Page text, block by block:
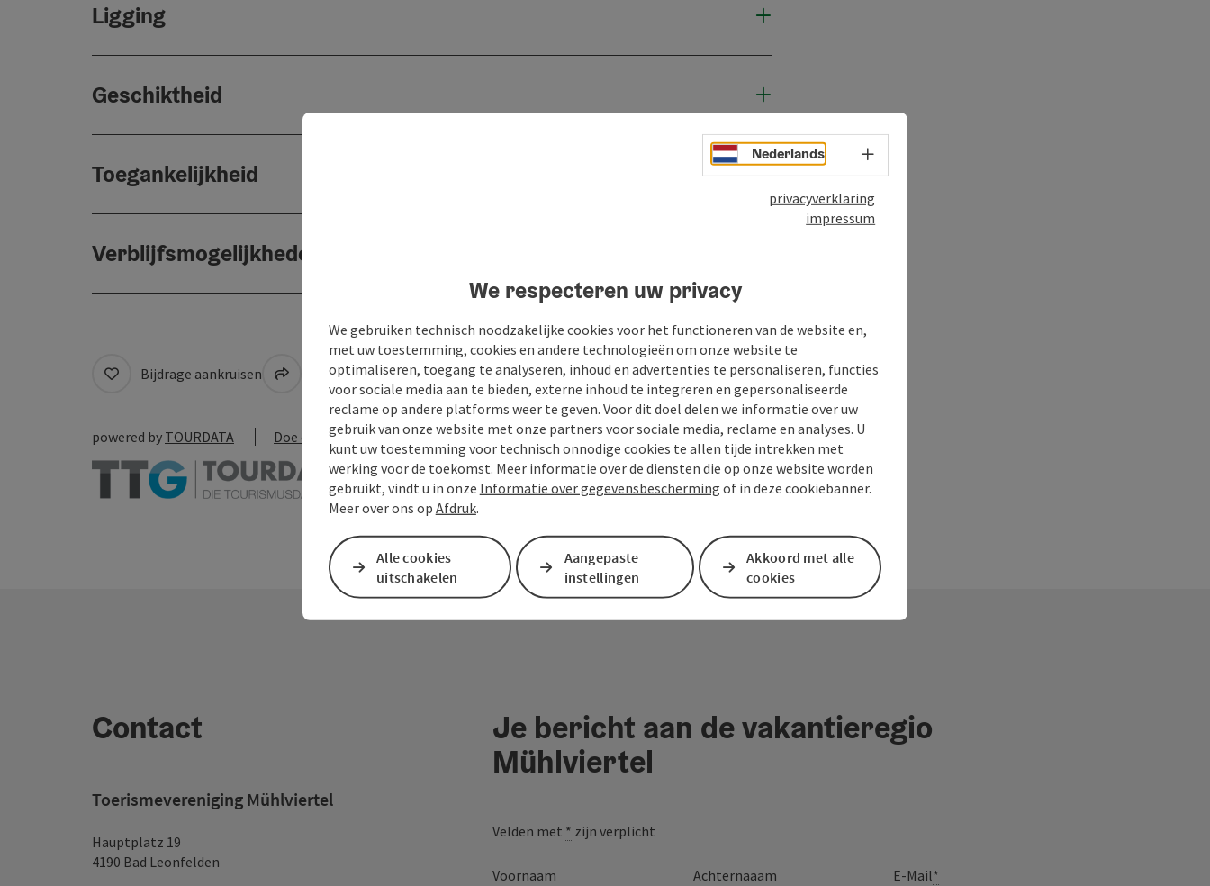
Ligging
Geschiktheid
Toegankelijkheid
Verblijfsmogelijkheden
Bijdrage aankruisen Naar favorieten PDF aanmaken Bijdrage printen In de buurt
powered by TOURDATA Doe een suggestie
Contact
Toerismevereniging Mühlviertel
Hauptplatz 19
4190 Bad Leonfelden
Je bericht aan de vakantieregio
Mühlviertel
Velden met * zijn verplicht
Voornaam Achternaaam E-Mail*
Nederlands Taalkeuze - menu openen
privacyverklaring
impressum
We respecteren uw privacy
We gebruiken technisch noodzakelijke cookies voor het functioneren van de website en,
met uw toestemming, cookies en andere technologieën om onze website te
optimaliseren, toegang te analyseren, inhoud en advertenties te personaliseren, functies
voor sociale media aan te bieden, externe inhoud te integreren en gepersonaliseerde
reclame op andere platforms weer te geven. Voor dit doel delen we informatie over uw
gebruik van onze website met onze partners voor sociale media, reclame en analyses. U
kunt uw toestemming voor technisch onnodige cookies te allen tijde intrekken met
werking voor de toekomst. Meer informatie over de diensten die op onze website worden
gebruikt, vindt u in onze Informatie over gegevensbescherming of in deze cookiebanner.
Meer over ons op Afdruk.
Alle cookies
uitschakelen
Aangepaste
instellingen
Akkoord met alle
cookies